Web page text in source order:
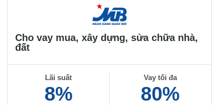
Cho vay mua, xây dựng, sửa chữa nhà,
đất
Lãi suất
8%
Vay tối đa
80%